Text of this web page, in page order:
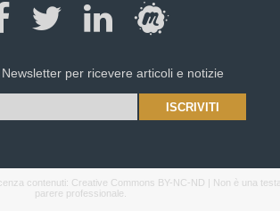
per ricevere articoli e notizie
contenuti: Creative Commons BY-NC-ND | Non è una
parere professionale.